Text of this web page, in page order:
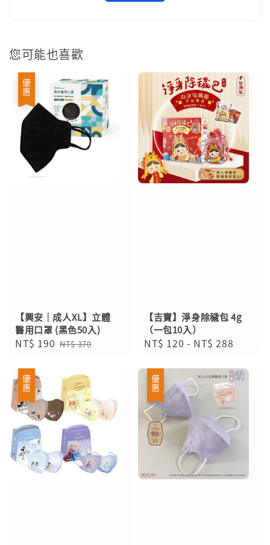
您可能也喜歡
優惠
【興安｜成人XL】立體
醫用口罩 (黑色50入)
Sale
NT$ 190 Regular
NT$ 370
【吉寶】淨身除穢包 4g
（一包10入）
Regular
NT$ 120 - NT$ 288
優惠 優惠